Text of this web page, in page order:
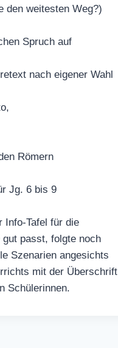
den weitesten Weg?)
Spruch auf
nach eigener Wahl
Römern
Jg. 6 bis 9
Info-Tafel für die
gut passt, folgte noch
Szenarien angesichts
mit der Überschrift
Schülerinnen.